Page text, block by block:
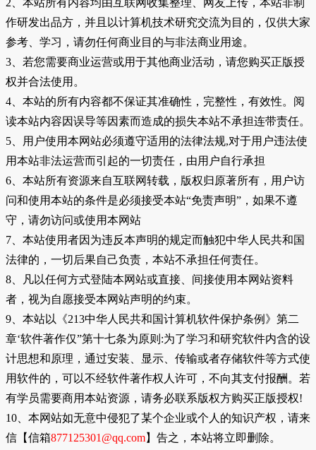
作研发出品方，并且以计算机技术研究交流为目的，仅供大家
参考、学习，请勿任何商业目的与非法商业用途。
3、若您需要商业运营或用于其他商业活动，请您购买正版授
权并合法使用。
4、本站的所有内容都不保证其准确性，完整性，有效性。阅
读本站内容因误导等因素而造成的损失本站不承担连带责任。
5、用户使用本网站必须遵守适用的法律法规,对于用户违法使
用本站非法运营而引起的一切责任，由用户自行承担
6、本站所有资源来自互联网转载，版权归原著所有，用户访
问和使用本站的条件是必须接受本站“免责声明”，如果不遵
守，请勿访问或使用本网站
7、本站使用者因为违反本声明的规定而触犯中华人民共和国
法律的，一切后果自己负责，本站不承担任何责任。
8、凡以任何方式登陆本网站或直接、间接使用本网站资料
者，视为自愿接受本网站声明的约束。
9、本站以《213中华人民共和国计算机软件保护条例》第二
章‘软件著作仅”第十七条为原则:为了学习和研究软件内含的设
计思想和原理，通过安装、显示、传输或者存储软件等方式使
用软件的，可以不经软件著作权人许可，不向其支付报酬。若
有学员需要商用本站资源，请务必联系版权方购买正版授权!
10、本网站如无意中侵犯了某个企业或个人的知识产权，请来
信【信箱877125301@qq.com】告之，本站将立即删除。